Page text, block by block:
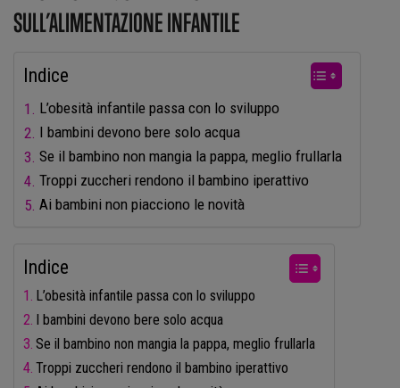
SULL’ALIMENTAZIONE INFANTILE
Indice
L’obesità infantile passa con lo sviluppo
I bambini devono bere solo acqua
Se il bambino non mangia la pappa, meglio frullarla
Troppi zuccheri rendono il bambino iperattivo
Ai bambini non piacciono le novità
Indice
L’obesità infantile passa con lo sviluppo
I bambini devono bere solo acqua
Se il bambino non mangia la pappa, meglio frullarla
Troppi zuccheri rendono il bambino iperattivo